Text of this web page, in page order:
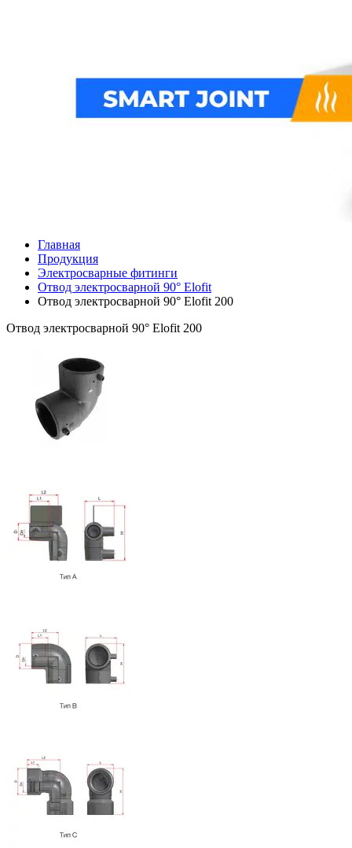
Главная
Продукция
Электросварные фитинги
Отвод электросварной 90° Elofit
Отвод электросварной 90° Elofit 200
Отвод электросварной 90° Elofit 200